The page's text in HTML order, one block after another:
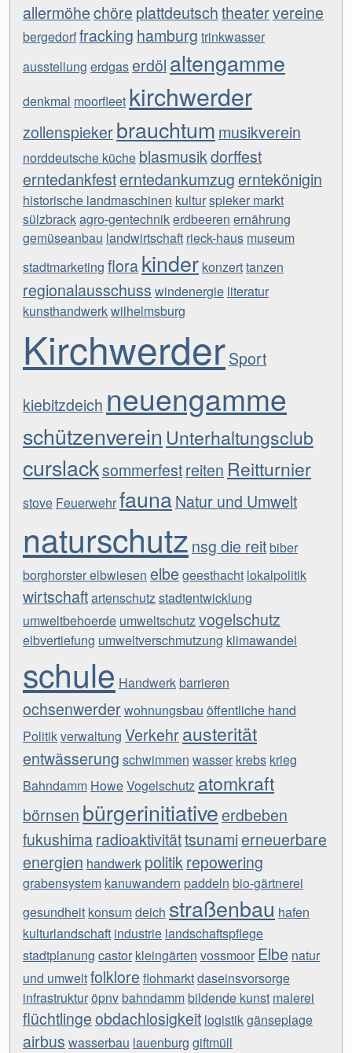
allermöhechöre plattdeutschtheatervereine
bergedorffracking hamburg trinkwasser
ausstellung erdgaserdöl altengamme
denkmal moorfleet kirchwerder
zollenspiekerbrauchtum musikverein
norddeutsche küche blasmusikdorffest
erntedankfesterntedankumzugerntekönigin
historische landmaschinen kulturspieker markt
sülzbrackagro-gentechnikerdbeeren ernährung
gemüseanbau landwirtschaft rieck-haus museum
stadtmarketing florakinder konzerttanzen
regionalausschuss windenergie literatur
kunsthandwerkwilhelmsburg
KirchwerderSport
kiebitzdeich neuengamme
schützenverein Unterhaltungsclub
curslacksommerfestreiten Reitturnier
stove FeuerwehrfaunaNatur und Umwelt
naturschutz nsg die reitbiber
borghorster elbwiesen elbe geesthacht lokalpolitik
wirtschaftartenschutzstadtentwicklung
umweltbehoerde umweltschutzvogelschutz
elbvertiefung umweltverschmutzung klimawandel
schule Handwerkbarrieren
ochsenwerderwohnungsbau öffentliche hand
Politikverwaltung Verkehrausterität
entwässerung schwimmen wasser krebs krieg
Bahndamm HoweVogelschutz atomkraft
börnsen bürgerinitiativeerdbeben
fukushimaradioaktivitättsunamierneuerbare
energien handwerk politikrepowering
grabensystem kanuwandern paddeln bio-gärtnerei
gesundheit konsumdeich straßenbau hafen
kulturlandschaft industrie landschaftspflege
stadtplanung castor kleingärten vossmoor Elbe natur
und umweltfolklore flohmarktdaseinsvorsorge
infrastrukturöpnvbahndammbildende kunst malerei
flüchtlingeobdachlosigkeit logistikgänseplage
airbus wasserbau lauenburg giftmüll